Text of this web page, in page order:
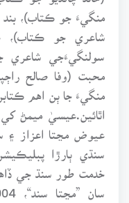
منگيءَ جو ڪتاب)،
شاعري جو ڪتاب)،
سولنگيءَجي شاعري
محبت (وفا صالح
اٿائين.عيسيٰ ميمڻ
عيوض مڃتا اعزاز ۽
سنڌي ٻارڙا
خدمت طور سنڌ جي